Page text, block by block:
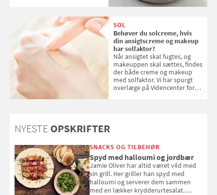
SOL
Behøver du solcreme, hvis
din ansigtscreme og makeup
har solfaktor?
Når ansigtet skal fugtes, og
makeuppen skal sættes, findes
der både creme og makeup
med solfaktor. Vi har spurgt
overlæge på Videncenter for
NYESTE OPSKRIFTER
SNACKS OG TILBEHØR
Spyd med halloumi og jordbær
Jamie Oliver har altid været vild med
sin grill. Her griller han spyd med
halloumi og serverer dem sammen
med en lækker krydderurtesalat.